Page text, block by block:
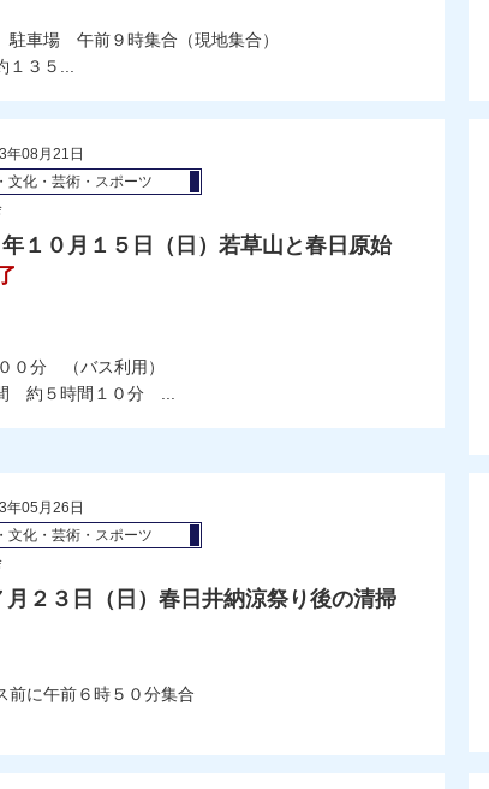
駐車場 午前９時集合（現地集合）
３５...
年08月21日
文化・芸術・スポーツ
年１０月１５日（日）若草山と春日原始
０分 （バス利用）
約５時間１０分 ...
年05月26日
文化・芸術・スポーツ
月２３日（日）春日井納涼祭り後の清掃
前に午前６時５０分集合